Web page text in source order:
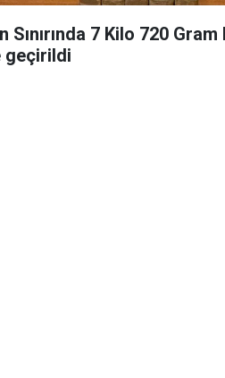
Sınırında 7 Kilo 720 Gram
geçirildi